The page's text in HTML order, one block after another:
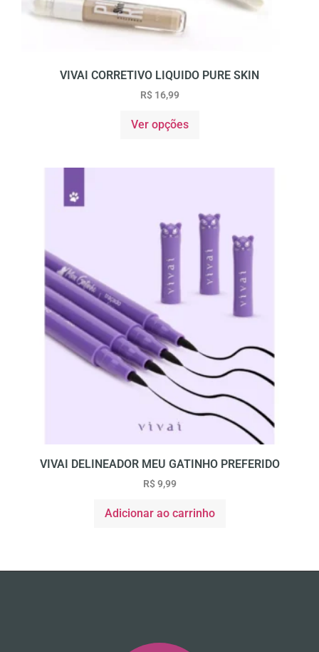
VIVAI CORRETIVO LIQUIDO PURE SKIN
R$16,99
Ver opções
VIVAI DELINEADOR MEU GATINHO PREFERIDO
R$9,99
Adicionar ao carrinho